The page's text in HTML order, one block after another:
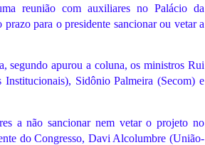
reunião com auxiliares no Palácio da
para o presidente sancionar ou vetar a
segundo apurou a coluna, os ministros Rui
Sidônio Palmeira (Secom) e
a não sancionar nem vetar o projeto no
do Congresso, Davi Alcolumbre (União-